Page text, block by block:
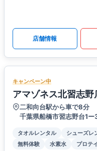
店舗情報
キャンペーン中
アマゾネス北習志野
二和向台駅から車で8分
千葉県船橋市習志野台1
タオルレンタル シューズレ
無料体験
水素水 プロテ